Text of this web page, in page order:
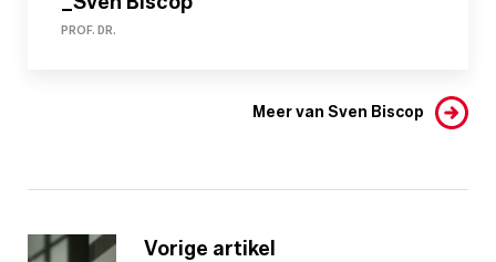
PROF. DR.
Meer van Sven Biscop
Vorige artikel